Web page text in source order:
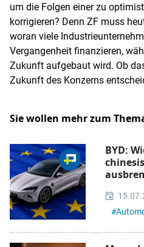
um die Folgen einer zu
korrigieren? Denn ZF muss
woran viele
Vergangenheit finanzieren,
Zukunft aufgebaut wird. Ob
Zukunft des Konzerns
Sie wollen mehr zum
BYD:
#